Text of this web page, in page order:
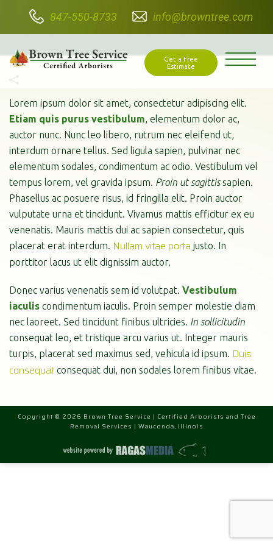
847-550-8733 info@browntree.com
Get a Free
Estimate
WORKER TRIMMING PLANTS
Lorem ipsum dolor sit amet, consectetur adipiscing elit.
Etiam quis purus vestibulum, elementum dolor ac,
auctor nunc. Nunc leo libero, rutrum nec eleifend ut,
interdum ornare tellus. Sed ligula sapien, pulvinar nec
elementum sodales, condimentum ac odio. Vestibulum vel
tempus lorem, vel gravida ipsum. Proin ut sagittissapien.
Phasellus ac posuere risus, id fringilla elit. Proin auctor
vulputate urna et tincidunt. Vivamus mattis efficitur ex eu
venenatis. Mauris mattis dui ac sapien consectetur, quis
placerat erat interdum. Nullam vitae porta justo. In
porttitor lacus ut elit dignissim auctor.
Donec varius venenatis sem id volutpat. Vestibulum
iaculis condimentum iaculis. Proin semper molestie diam
nec laoreet. Sed tincidunt finibus ultricies. In sollicitudin
consequat leo, et tristique arcu varius ut. Integer mauris
turpis, placerat sed maximus sed, vehicula id ipsum. Duis
consequat consequat dui, non sodales lorem finibus vitae.
Copyright © 2026 Brown Tree Service | Certified Arborists and Tree
Removal Services | Wauconda, Illinois